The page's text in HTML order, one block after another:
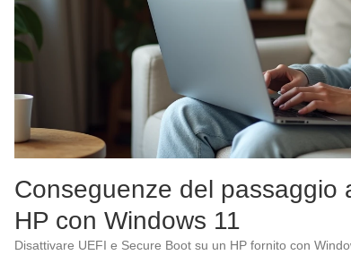
Conseguenze del passaggio
HP con Windows 11
Disattivare UEFI e Secure Boot su un HP fornito con